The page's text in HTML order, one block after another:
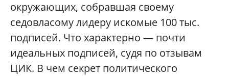
окружающих, собравшая своему
седовласому лидеру искомые 100 тыс.
подписей. Что характерно — почти
идеальных подписей, судя по отзывам
ЦИК. В чем секрет политического